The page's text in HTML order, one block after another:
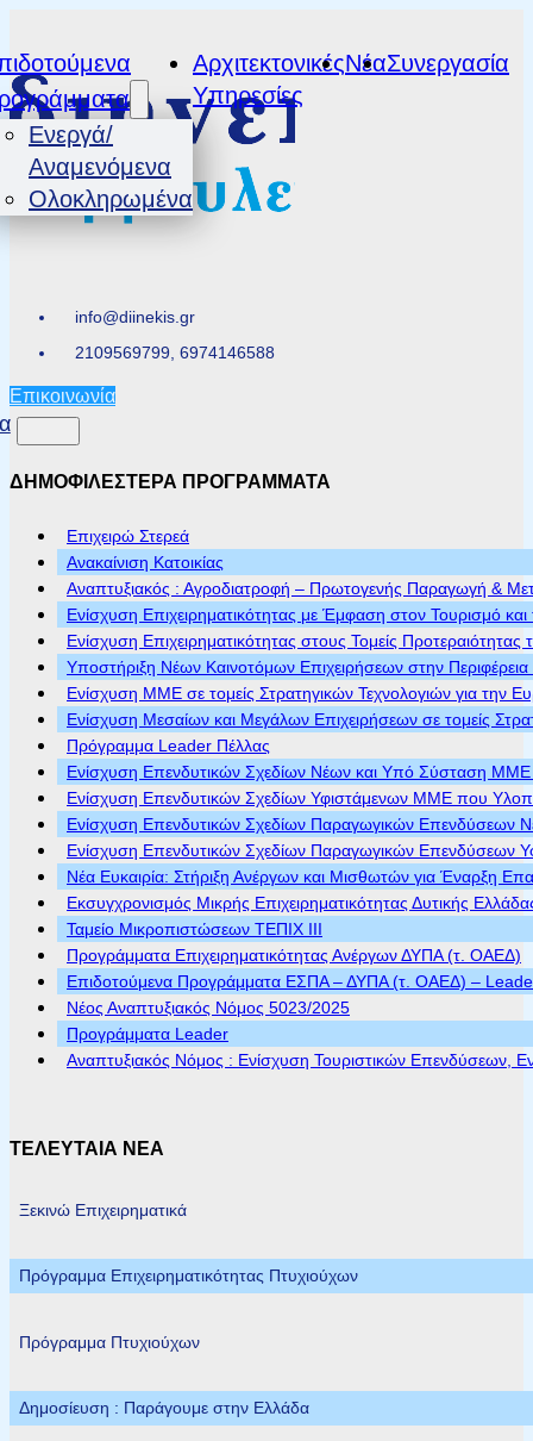
info@diinekis.gr
2109569799, 6974146588
Επικοινωνία
Ενεργά/
Αναμενόμενα
Ολοκληρωμένα
Αρχιτεκτονικές
Υπηρεσίες
ΝέαΣυνεργασία
ΔΗΜΟΦΙΛΕΣΤΕΡΑ ΠΡΟΓΡΑΜΜΑΤΑ
Επιχειρώ Στερεά
Ανακαίνιση Κατοικίας
Αναπτυξιακός : Αγροδιατροφή – Πρωτογενής Παραγωγή &
Ενίσχυση Επιχειρηματικότητας με Έμφαση στον Τουρισμό
Ενίσχυση Επιχειρηματικότητας στους Τομείς Προτεραιότητας
Υποστήριξη Νέων Καινοτόμων Επιχειρήσεων στην
Ενίσχυση ΜΜΕ σε τομείς Στρατηγικών Τεχνολογιών για την
Ενίσχυση Μεσαίων και Μεγάλων Επιχειρήσεων σε τομείς
Πρόγραμμα Leader Πέλλας
Ενίσχυση Επενδυτικών Σχεδίων Νέων και Υπό Σύσταση ΜΜΕ
Ενίσχυση Επενδυτικών Σχεδίων Υφιστάμενων ΜΜΕ που
Ενίσχυση Επενδυτικών Σχεδίων Παραγωγικών Επενδύσεων
Ενίσχυση Επενδυτικών Σχεδίων Παραγωγικών Επενδύσεων
Νέα Ευκαιρία: Στήριξη Ανέργων και Μισθωτών για Έναρξη
Εκσυγχρονισμός Μικρής Επιχειρηματικότητας Δυτικής
Ταμείο Μικροπιστώσεων ΤΕΠΙΧ ΙΙΙ
Προγράμματα Επιχειρηματικότητας Ανέργων ΔΥΠΑ (τ. ΟΑΕΔ)
Επιδοτούμενα Προγράμματα ΕΣΠΑ – ΔΥΠΑ (τ. ΟΑΕΔ) – Leader
Νέος Αναπτυξιακός Νόμος 5023/2025
Προγράμματα Leader
Αναπτυξιακός Νόμος : Ενίσχυση Τουριστικών Επενδύσεων,
ΤΕΛΕΥΤΑΙΑ ΝΕΑ
Ξεκινώ Επιχειρηματικά
Πρόγραμμα Επιχειρηματικότητας Πτυχιούχων
Πρόγραμμα Πτυχιούχων
Δημοσίευση : Παράγουμε στην Ελλάδα